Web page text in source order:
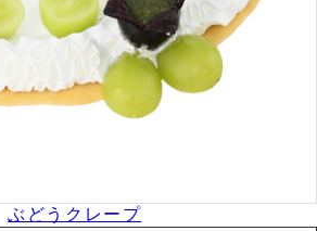
ぶどうクレープ